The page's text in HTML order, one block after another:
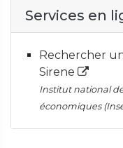
Services en
Rechercher
Sirene
Institut national
économiques